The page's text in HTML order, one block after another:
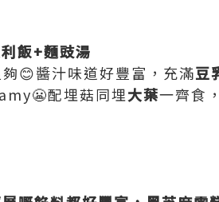
飯+麵豉湯
😊醬汁味道好豐富，充滿豆
配埋菇同埋大葉一齊食